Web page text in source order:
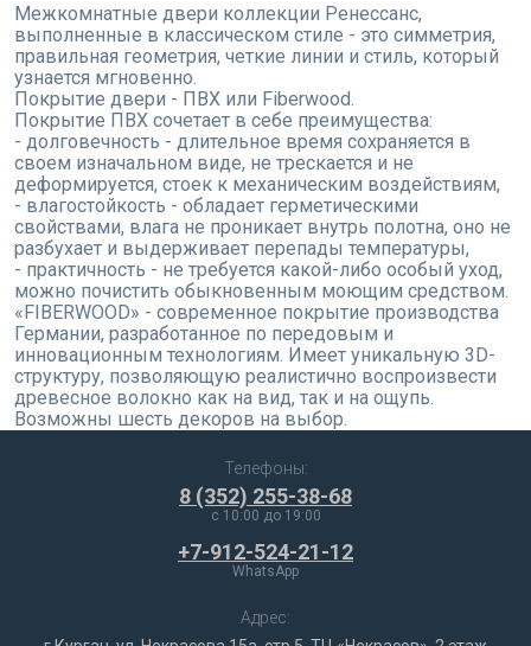
Межкомнатные двери коллекции Ренессанс,
выполненные в классическом стиле - это симметрия,
правильная геометрия, четкие линии и стиль, который
узнается мгновенно.
Покрытие двери - ПВХ или Fiberwood.
Покрытие ПВХ сочетает в себе преимущества:
- долговечность - длительное время сохраняется в
своем изначальном виде, не трескается и не
деформируется, стоек к механическим воздействиям,
- влагостойкость - обладает герметическими
свойствами, влага не проникает внутрь полотна, оно не
разбухает и выдерживает перепады температуры,
- практичность - не требуется какой-либо особый уход,
можно почистить обыкновенным моющим средством.
«FIBERWOOD» - современное покрытие производства
Германии, разработанное по передовым и
инновационным технологиям. Имеет уникальную 3D-
структуру, позволяющую реалистично воспроизвести
древесное волокно как на вид, так и на ощупь.
Возможны шесть декоров на выбор.
Телефоны:
8 (352) 255-38-68
c 10:00 до 19:00
+7-912-524-21-12
WhatsApp
Адрес: